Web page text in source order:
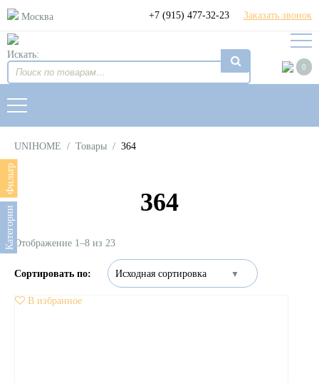
Москва +7 (915) 477-32-23 Заказать звонок
Искать:
0
UNIHOME / Товары / 364
Фильтр
Категории
364
Отображение 1–8 из 23
В избранное